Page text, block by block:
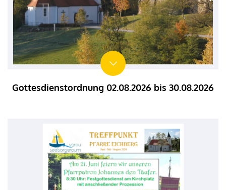
Gottesdienstordnung 02.08.2026 bis 30.08.2026